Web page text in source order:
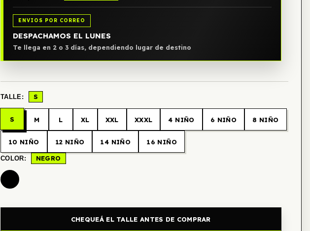
ENVIOS POR CORREO
DESPACHAMOS EL LUNES
Te llega en 2 o 3 días, dependiendo lugar de destino
TALLE: S
S M L XL XXL XXXL 4 NIÑO 6 NIÑO 8 NIÑO
10 NIÑO 12 NIÑO 14 NIÑO 16 NIÑO
COLOR: NEGRO
CHEQUEÁ EL TALLE ANTES DE COMPRAR